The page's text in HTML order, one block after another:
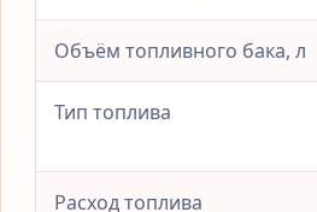
Объём топливного бака, л
Тип топлива
Расход топлива